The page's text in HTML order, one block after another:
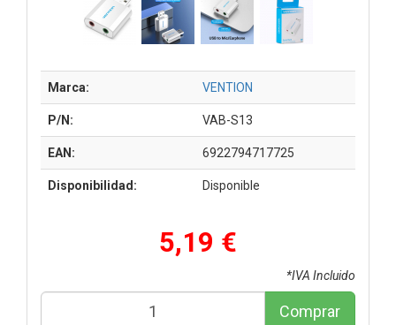
Marca: VENTION
P/N: VAB-S13
EAN: 6922794717725
Disponibilidad: Disponible
5,19 €
*IVA Incluido
Comprar